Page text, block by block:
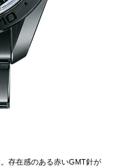
存在感のある赤いGMT針が